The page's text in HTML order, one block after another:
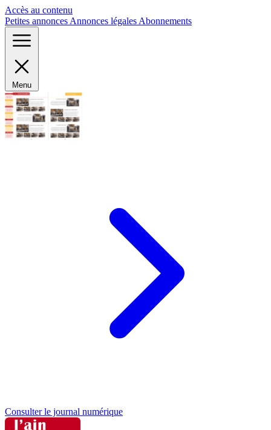
Accès au contenu
Petites annonces Annonces légales Abonnements
Menu
Consulter le journal numérique
Panneau de gestion des cookies